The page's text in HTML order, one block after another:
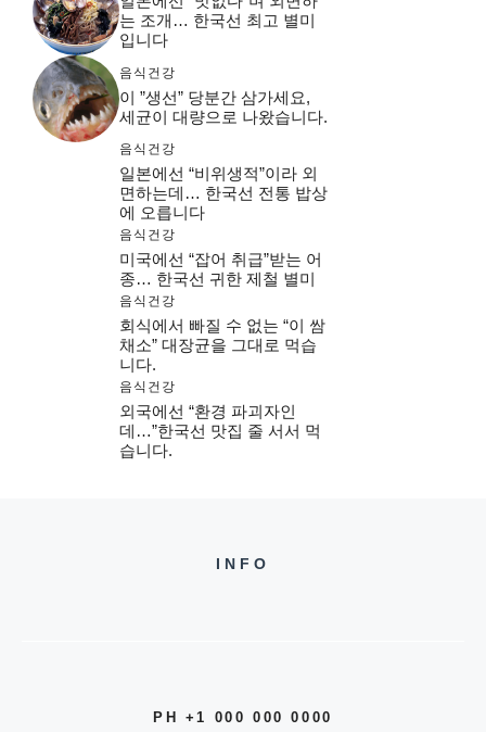
는 조개… 한국선 최고 별미
입니다
음식건강
이 ”생선” 당분간 삼가세요,
세균이 대량으로 나왔습니다.
음식건강
일본에선 “비위생적”이라 외
면하는데… 한국선 전통 밥상
에 오릅니다
음식건강
미국에선 “잡어 취급”받는 어
종… 한국선 귀한 제철 별미
음식건강
회식에서 빠질 수 없는 “이 쌈
채소” 대장균을 그대로 먹습
니다.
음식건강
외국에선 “환경 파괴자인
데…”한국선 맛집 줄 서서 먹
습니다.
INFO
PH +1 000 000 0000